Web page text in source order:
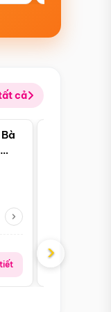
cả
bật
Giá từ:
›